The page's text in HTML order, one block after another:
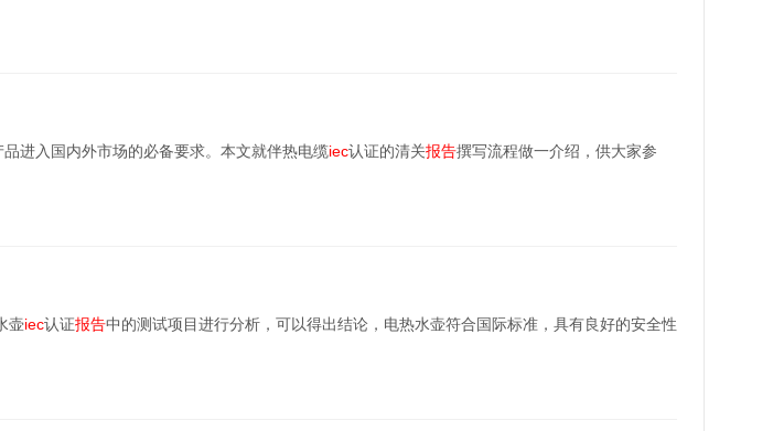
进入国内外市场的必备要求。本文就伴热电缆iec认证的清关报告撰写流程做一介绍，供大家参
壶iec认证报告中的测试项目进行分析，可以得出结论，电热水壶符合国际标准，具有良好的安全性